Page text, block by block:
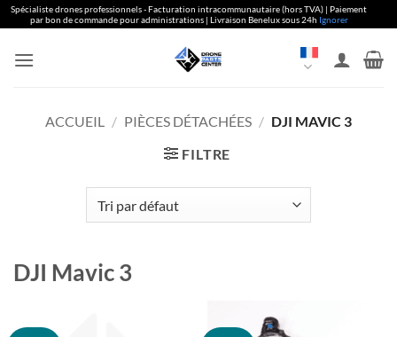
Spécialiste drones professionnels - Facturation intracommunautaire (hors TVA) | Paiement
par bon de commande pour administrations | Livraison Benelux sous 24h Ignorer
ACCUEIL / PIÈCES DÉTACHÉES / DJI MAVIC 3
FILTRE
DJI Mavic 3